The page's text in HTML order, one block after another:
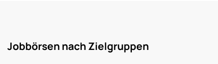
Jobbörsen nach Zielgruppen